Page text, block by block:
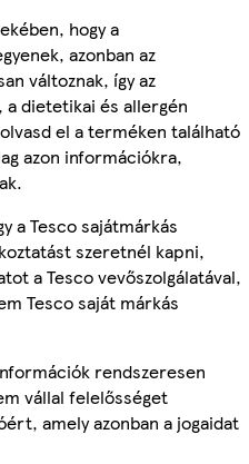
hogy a
azonban az
változnak, így az
dietetikai és allergén
el a terméken található
azon információkra,
a Tesco sajátmárkás
szeretnél kapni,
a Tesco vevőszolgálatával,
Tesco saját márkás
rendszeresen
vállal felelősséget
amely azonban a jogaidat